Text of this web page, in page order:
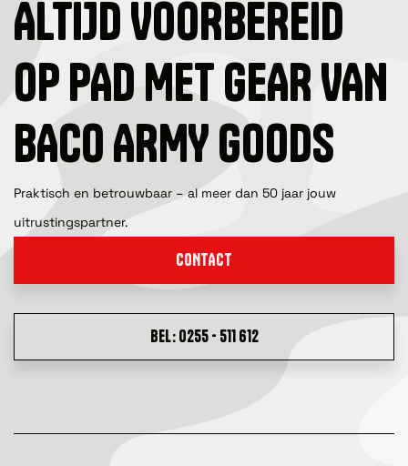
ALTIJD VOORBEREID
OP PAD MET GEAR VAN
BACO ARMY GOODS
Praktisch en betrouwbaar – al meer dan 50 jaar jouw
uitrustingspartner.
CONTACT
BEL: 0255 - 511 612